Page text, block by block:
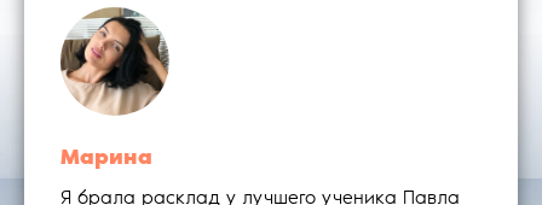
Марина
Я брала расклад у лучшего ученика Павла